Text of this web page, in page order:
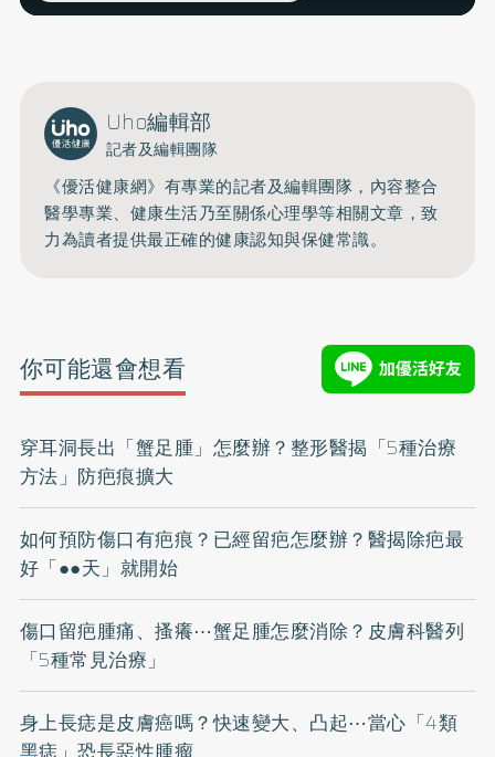
Uho編輯部
記者及編輯團隊
《優活健康網》有專業的記者及編輯團隊，內容整合
醫學專業、健康生活乃至關係心理學等相關文章，致
力為讀者提供最正確的健康認知與保健常識。
你可能還會想看
穿耳洞長出「蟹足腫」怎麼辦？整形醫揭「5種治療
方法」防疤痕擴大
如何預防傷口有疤痕？已經留疤怎麼辦？醫揭除疤最
好「●●天」就開始
傷口留疤腫痛、搔癢⋯蟹足腫怎麼消除？皮膚科醫列
「5種常見治療」
身上長痣是皮膚癌嗎？快速變大、凸起⋯當心「4類